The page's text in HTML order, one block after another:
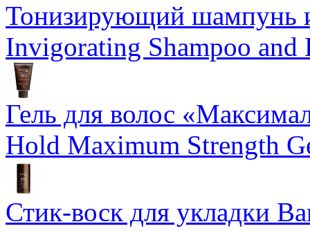
Тонизирующий шампунь
Invigorating Shampoo and
Гель для волос
Hold Maximum Strength
Стик-воск для укладки